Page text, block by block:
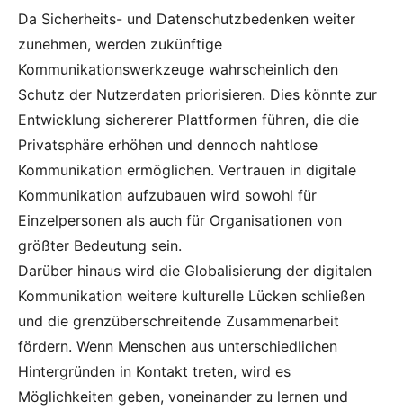
Da Sicherheits- und Datenschutzbedenken weiter
zunehmen, werden zukünftige
Kommunikationswerkzeuge wahrscheinlich den
Schutz der Nutzerdaten priorisieren. Dies könnte zur
Entwicklung sichererer Plattformen führen, die die
Privatsphäre erhöhen und dennoch nahtlose
Kommunikation ermöglichen. Vertrauen in digitale
Kommunikation aufzubauen wird sowohl für
Einzelpersonen als auch für Organisationen von
größter Bedeutung sein.
Darüber hinaus wird die Globalisierung der digitalen
Kommunikation weitere kulturelle Lücken schließen
und die grenzüberschreitende Zusammenarbeit
fördern. Wenn Menschen aus unterschiedlichen
Hintergründen in Kontakt treten, wird es
Möglichkeiten geben, voneinander zu lernen und